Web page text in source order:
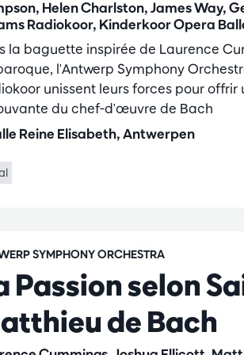
Helen Charlston, James Way,
Radiokoor, Kinderkoor Opera
la baguette inspirée de Laurence
l'Antwerp Symphony
unissent leurs forces pour
du chef-d'œuvre de Bach
Reine Elisabeth, Antwerpen
Passion selon
de Bach
SYMPHONY ORCHESTRA